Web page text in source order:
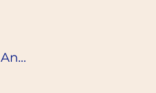
Anmelden